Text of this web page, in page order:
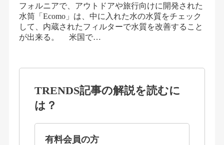
フォルニアで、アウトドアや旅行向けに開発された
水筒「Ecomo」は、中に入れた水の水質をチェック
して、内蔵されたフィルターで水質を改善すること
が出来る。 米国で…
TRENDS記事の解説を読むに
は？
有料会員の方